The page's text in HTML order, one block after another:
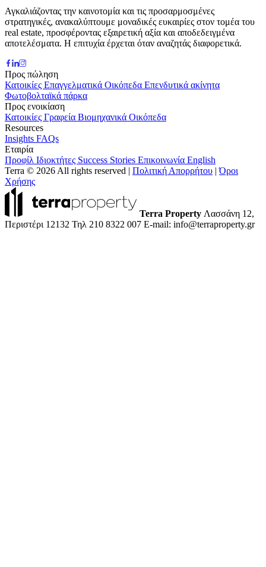
Αγκαλιάζοντας την καινοτομία και τις προσαρμοσμένες
στρατηγικές, ανακαλύπτουμε μοναδικές ευκαιρίες στον τομέα του
real estate, προσφέροντας εξαιρετική αξία και αποδεδειγμένα
αποτελέσματα. Η επιτυχία έρχεται όταν αναζητάς διαφορετικά.
Προς πώληση
Κατοικίες Επαγγελματικά Οικόπεδα Επενδυτικά ακίνητα
Φωτοβολταϊκά πάρκα
Προς ενοικίαση
Κατοικίες Γραφεία Βιομηχανικά Οικόπεδα
Resources
Insights FAQs
Εταιρία
Προφίλ Ιδιοκτήτες Success Stories Επικοινωνία English
Terra © 2026 All rights reserved | Πολιτική Απορρήτου |Όροι
Χρήσης
Terra Property Λασσάνη 12,
Περιστέρι 12132 Τηλ 210 8322 007 E-mail: info@terraproperty.gr